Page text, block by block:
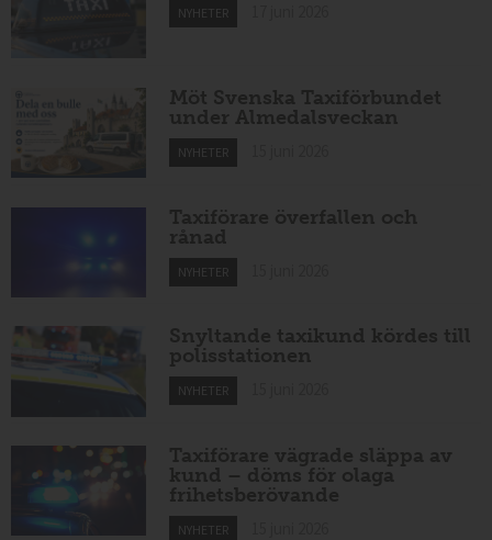
NYHETER
Möt Svenska Taxiförbundet
under Almedalsveckan
NYHETER
Taxiförare överfallen och
rånad
NYHETER
Snyltande taxikund kördes till
polisstationen
NYHETER
Taxiförare vägrade släppa av
kund – döms för olaga
frihetsberövande
NYHETER